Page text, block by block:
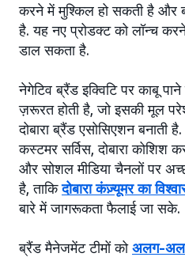
करने में मुश्किल हो सकती है और
है. यह नए प्रोडक्ट को लॉन्च करने
डाल सकता है.
नेगेटिव ब्रैंड इक्विटि पर काबू
ज़रूरत होती है, जो इसकी मूल
दोबारा ब्रैंड एसोसिएशन बनाती
कस्टमर सर्विस, दोबारा कोशिश
और सोशल मीडिया चैनलों पर
है, ताकिदोबारा कंज़्यूमर का
बारे में जागरूकता फैलाई जा सके.
ब्रैंड मैनेजमेंट टीमों कोअलग-अलग